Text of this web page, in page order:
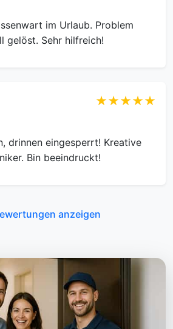
im Urlaub. Problem
gelöst. Sehr hilfreich!
★★★★★
drinnen eingesperrt! Kreative
Bin beeindruckt!
anzeigen